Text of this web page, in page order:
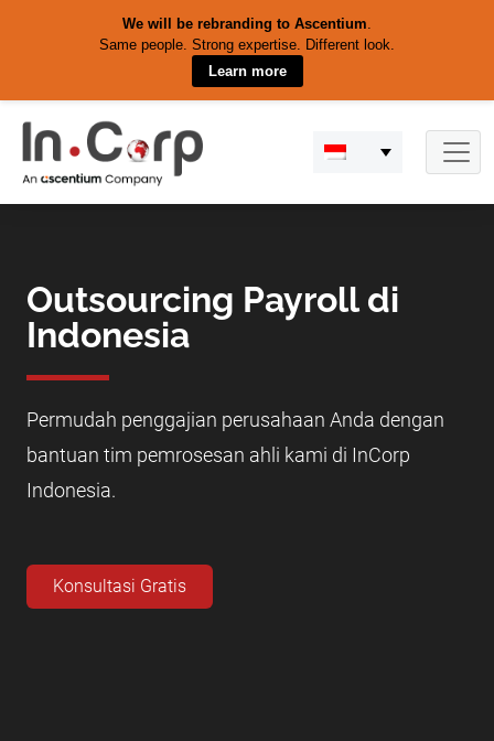
We will be rebranding to Ascentium.
Same people. Strong expertise. Different look.
Learn more
content
Outsourcing Payroll di
Indonesia
Permudah penggajian perusahaan Anda dengan
bantuan tim pemrosesan ahli kami di InCorp
Indonesia.
Konsultasi Gratis